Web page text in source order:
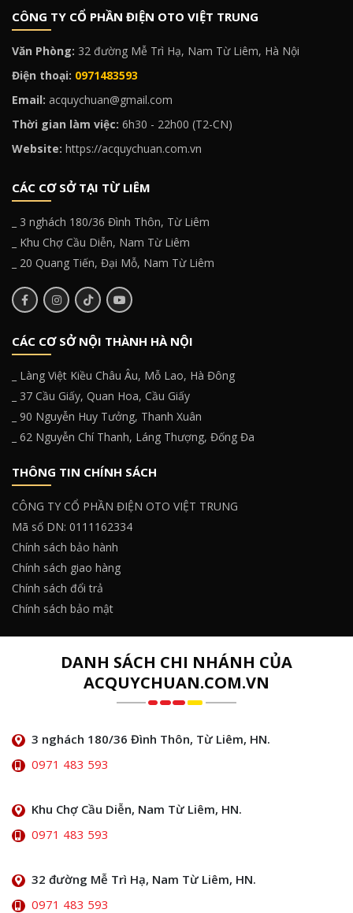
CÔNG TY CỔ PHẦN ĐIỆN OTO VIỆT TRUNG
Văn Phòng: 32 đường Mễ Trì Hạ, Nam Từ Liêm, Hà Nội
Điện thoại: 0971483593
Email: acquychuan@gmail.com
Thời gian làm việc: 6h30 - 22h00 (T2-CN)
Website: https://acquychuan.com.vn
CÁC CƠ SỞ TẠI TỪ LIÊM
_ 3 nghách 180/36 Đình Thôn, Từ Liêm
_ Khu Chợ Cầu Diễn, Nam Từ Liêm
_ 20 Quang Tiến, Đại Mỗ, Nam Từ Liêm
CÁC CƠ SỞ NỘI THÀNH HÀ NỘI
_ Làng Việt Kiều Châu Âu, Mỗ Lao, Hà Đông
_ 37 Cầu Giấy, Quan Hoa, Cầu Giấy
_ 90 Nguyễn Huy Tưởng, Thanh Xuân
_ 62 Nguyễn Chí Thanh, Láng Thượng, Đống Đa
THÔNG TIN CHÍNH SÁCH
CÔNG TY CỔ PHẦN ĐIỆN OTO VIỆT TRUNG
Mã số DN: 0111162334
Chính sách bảo hành
Chính sách giao hàng
Chính sách đổi trả
Chính sách bảo mật
DANH SÁCH CHI NHÁNH CỦA
ACQUYCHUAN.COM.VN
3 nghách 180/36 Đình Thôn, Từ Liêm, HN.
0971 483 593
Khu Chợ Cầu Diễn, Nam Từ Liêm, HN.
0971 483 593
32 đường Mễ Trì Hạ, Nam Từ Liêm, HN.
0971 483 593